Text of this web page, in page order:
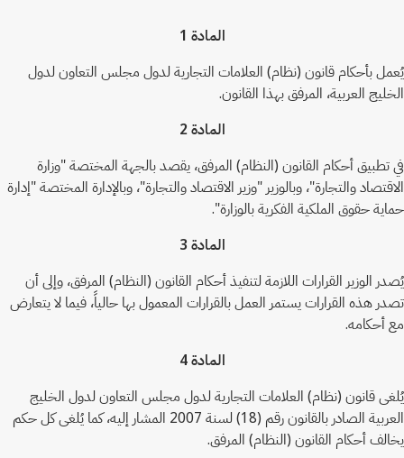
المادة 1
يُعمل بأحكام قانون (نظام) العلامات التجارية لدول مجلس التعاون لدول
الخليج العربية، المرفق بهذا القانون.
المادة 2
في تطبيق أحكام القانون (النظام) المرفق، يقصد بالجهة المختصة "وزارة
الاقتصاد والتجارة"، وبالوزير "وزير الاقتصاد والتجارة"، وبالإدارة المختصة "إدارة
حماية حقوق الملكية الفكرية بالوزارة".
المادة 3
يُصدر الوزير القرارات اللازمة لتنفيذ أحكام القانون (النظام) المرفق، وإلى أن
تصدر هذه القرارات يستمر العمل بالقرارات المعمول بها حالياً، فيما لا يتعارض
مع أحكامه.
المادة 4
يُلغى قانون (نظام) العلامات التجارية لدول مجلس التعاون لدول الخليج
العربية الصادر بالقانون رقم (18) لسنة 2007 المشار إليه، كما يُلغى كل حكم
يخالف أحكام القانون (النظام) المرفق.